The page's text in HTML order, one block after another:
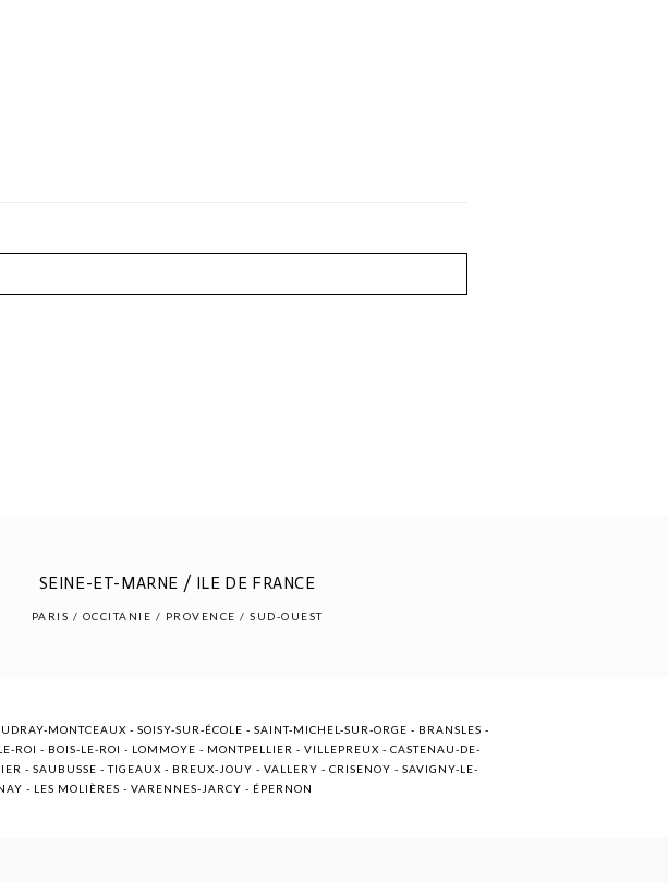
SEINE-ET-MARNE / ILE DE FRANCE
PARIS / OCCITANIE / PROVENCE / SUD-OUEST
MONTCEAUX - SOISY-SUR-ÉCOLE - SAINT-MICHEL-SUR-ORGE - BRANSLES -
ROI - BOIS-LE-ROI - LOMMOYE - MONTPELLIER - VILLEPREUX - CASTENAU-DE-
- SAUBUSSE - TIGEAUX - BREUX-JOUY - VALLERY - CRISENOY - SAVIGNY-LE-
- LES MOLIÈRES - VARENNES-JARCY - ÉPERNON